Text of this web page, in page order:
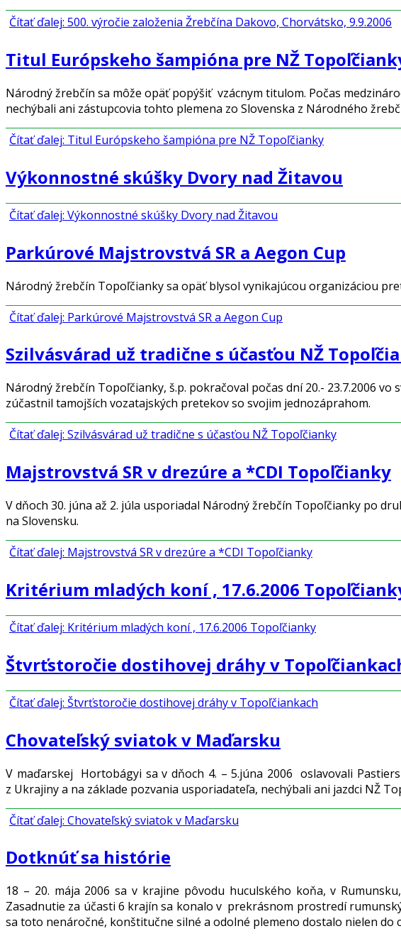
Čítať ďalej: 500. výročie založenia Žrebčína Dakovo, Chorvátsko, 9.9.2006
Titul Európskeho šampióna pre NŽ
Národnýžrebčín sa môže opäťpopýšiťvzácnym titulom. Počas
nechýbali ani zástupcovia tohto plemena zo Slovenska z Národného ž
Čítať ďalej: Titul Európskeho šampióna pre NŽ Topoľčianky
Výkonnostné skúšky Dvory nad Žitavou
Čítať ďalej: Výkonnostné skúšky Dvory nad Žitavou
Parkúrové Majstrovstvá SR a Aegon Cup
Národný žrebčín Topoľčianky sa opäť blysol vynikajúcou organizáciou
Čítať ďalej: Parkúrové Majstrovstvá SR a Aegon Cup
Szilvásvárad už tradične s účasťou NŽ
Národný žrebčín Topoľčianky, š.p. pokračoval počas dní 20.- 23.7.2006
zúčastnil tamojších vozatajských pretekov so svojim jednozáprahom.
Čítať ďalej: Szilvásvárad už tradične s účasťou NŽ Topoľčianky
Majstrovstvá SR v drezúre a *CDI Topoľčianky
V dňoch 30. júna až 2. júla usporiadal Národný žrebčín Topoľčianky po
na Slovensku.
Čítať ďalej: Majstrovstvá SR v drezúre a *CDI Topoľčianky
Kritérium mladých koní , 17.6.2006
Čítať ďalej: Kritérium mladých koní , 17.6.2006 Topoľčianky
Štvrťstoročie dostihovej dráhy v
Čítať ďalej: Štvrťstoročie dostihovej dráhy v Topoľčiankach
Chovateľský sviatok v Maďarsku
V maďarskej Hortobágyi sa v dňoch 4. – 5.júna 2006 oslavovali
z Ukrajiny a na základe pozvania usporiadateľa, nechýbali ani jazdci NŽ
Čítať ďalej: Chovateľský sviatok v Maďarsku
Dotknúť sa histórie
18 – 20. mája 2006 sa v krajine pôvodu huculského koňa, v
Zasadnutie za účasti 6 krajín sa konalo v prekrásnom prostredí
sa toto nenáročné, konštitučne silné a odolné plemeno dostalo nielen do